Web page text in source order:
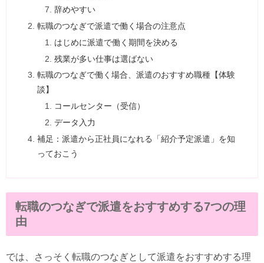
辞めやすい
転職のつなぎで派遣で働く場合の注意点
はじめに派遣で働く期間を決める
残業が多い仕事は選ばない
転職のつなぎで働く場合、派遣のおすすめ職種【体験
談】
コールセンター（受信）
データ入力
補足：派遣から正社員になれる「紹介予定派遣」を知
っておこう
転職のつなぎで派遣をおすすめする7つの理
由
では、さっそく転職のつなぎとして派遣をおすすめする理